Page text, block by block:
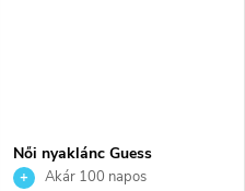
Női nyaklánc Guess
JUBN02141JWRHT
Akár 100 napos